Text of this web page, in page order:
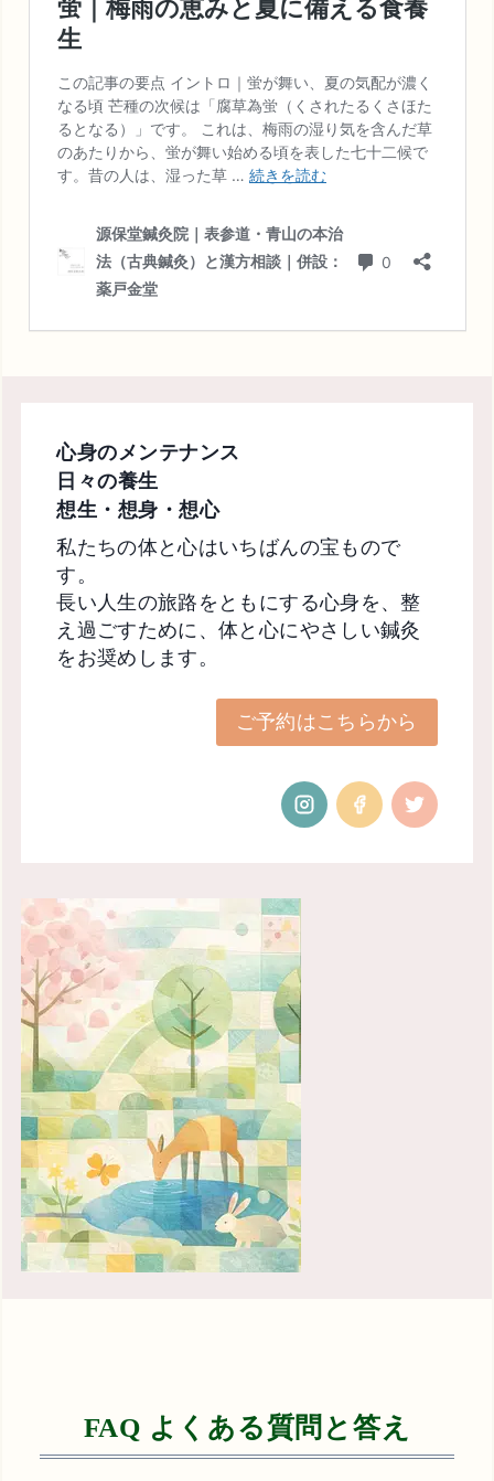
心身のメンテナンス
日々の養生
想生・想身・想心
私たちの体と心はいちばんの宝もので
す。
長い人生の旅路をともにする心身を、整
え過ごすために、体と心にやさしい鍼灸
をお奨めします。
ご予約はこちらから
FAQ よくある質問と答え